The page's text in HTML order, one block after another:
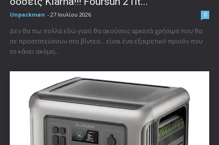
Unpackman - 27 Ιουλίου 2026 0
Δεν θα πω πολλά εδώ γιατί θα ακούσεις αρκετά χρήσιμα που θα
σε προστατεύσουν στο βίντεο... είναι ένα εξαιρετικό προϊόν που
το κάνει ακόμη...